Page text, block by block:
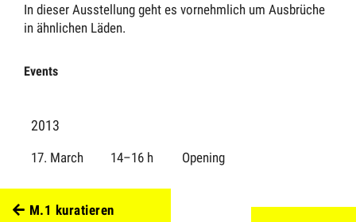
In dieser Ausstellung geht es vornehmlich um Ausbrüche
in ähnlichen Läden.
Events
2013
17. March 14–16 h Opening
M.1 kuratieren